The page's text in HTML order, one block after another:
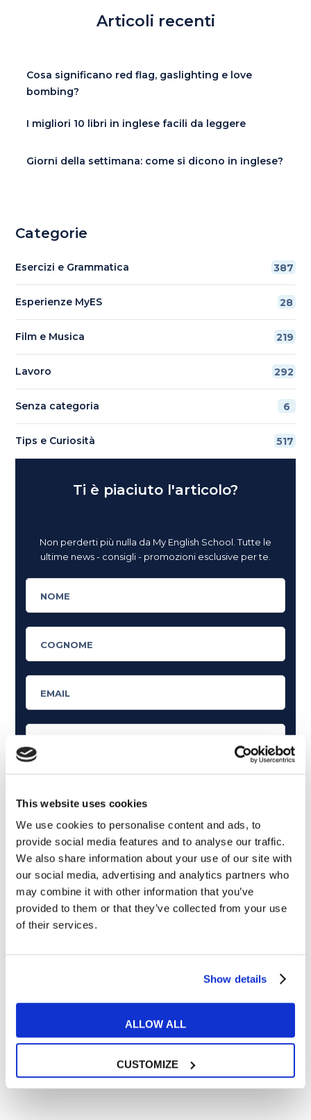
This website uses cookies
We use cookies to personalise content and ads, to
provide social media features and to analyse our traffic.
We also share information about your use of our site with
our social media, advertising and analytics partners who
may combine it with other information that you’ve
provided to them or that they’ve collected from your use
of their services.
Show details
ALLOW ALL
CUSTOMIZE
Articoli recenti
Cosa significano red flag, gaslighting e love
bombing?
I migliori 10 libri in inglese facili da leggere
Giorni della settimana: come si dicono in inglese?
Categorie
Esercizi e Grammatica 387
Esperienze MyES 28
Film e Musica 219
Lavoro 292
Senza categoria 6
Tips e Curiosità 517
Ti è piaciuto l'articolo?
Non perderti più nulla da My English School. Tutte le
ultime news - consigli - promozioni esclusive per te.
Cosa ti piace leggere?
Articoli dedicati alla grammatica inglese
Articoli dedicati a inglese nel mondo del lavoro
Articoli con tips e new sulla lingua inglese
Articoli divertenti su film e musica
In quanto di età superiore ai 16 anni, dichiaro di acconsentire
all’informativa privacy.
Desidero ricevere comunicazioni commerciali e promozionali
RICHIEDI INFORMAZIONI